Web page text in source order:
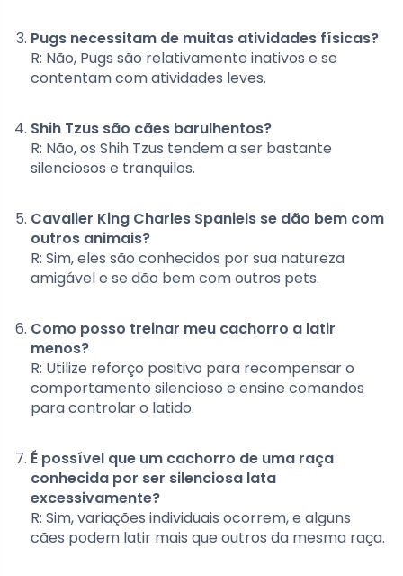
Pugs necessitam de muitas atividades físicas?
R: Não, Pugs são relativamente inativos e se
contentam com atividades leves.
Shih Tzus são cães barulhentos?
R: Não, os Shih Tzus tendem a ser bastante
silenciosos e tranquilos.
Cavalier King Charles Spaniels se dão bem com
outros animais?
R: Sim, eles são conhecidos por sua natureza
amigável e se dão bem com outros pets.
Como posso treinar meu cachorro a latir
menos?
R: Utilize reforço positivo para recompensar o
comportamento silencioso e ensine comandos
para controlar o latido.
É possível que um cachorro de uma raça
conhecida por ser silenciosa lata
excessivamente?
R: Sim, variações individuais ocorrem, e alguns
cães podem latir mais que outros da mesma raça.